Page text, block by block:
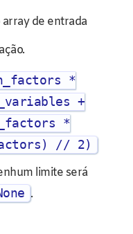
array de entrada
*
+
*
// 2)
limite será
.